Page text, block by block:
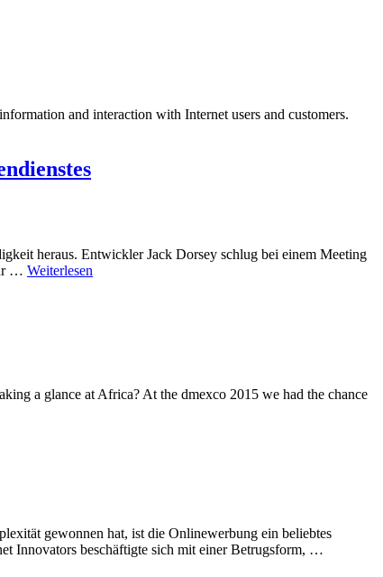
and interaction with Internet users and customers.
heraus. Entwickler Jack Dorsey schlug bei einem Meeting
… Weiterlesen
a glance at Africa? At the dmexco 2015 we had the chance
gewonnen hat, ist die Onlinewerbung ein beliebtes
Innovators beschäftigte sich mit einer Betrugsform, …